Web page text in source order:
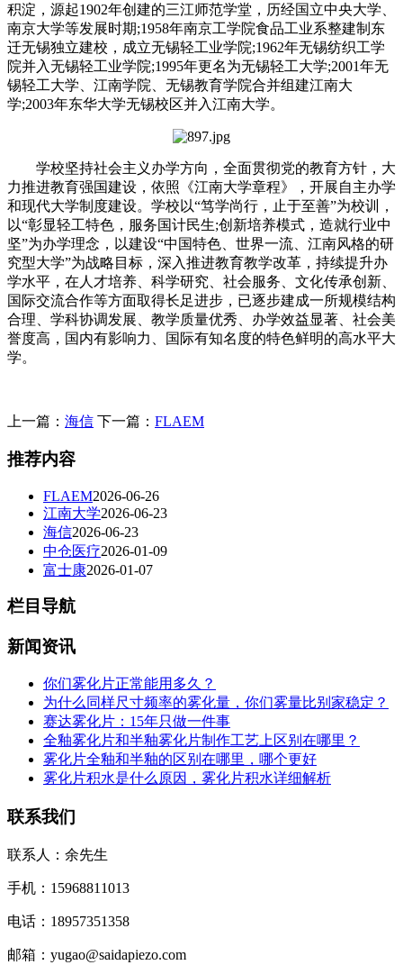
积淀，源起1902年创建的三江师范学堂，历经国立中央大学、
南京大学等发展时期;1958年南京工学院食品工业系整建制东
迁无锡独立建校，成立无锡轻工业学院;1962年无锡纺织工学
院并入无锡轻工业学院;1995年更名为无锡轻工大学;2001年无
锡轻工大学、江南学院、无锡教育学院合并组建江南大
学;2003年东华大学无锡校区并入江南大学。
学校坚持社会主义办学方向，全面贯彻党的教育方针，大
力推进教育强国建设，依照《江南大学章程》，开展自主办学
和现代大学制度建设。学校以“笃学尚行，止于至善”为校训，
以“彰显轻工特色，服务国计民生;创新培养模式，造就行业中
坚”为办学理念，以建设“中国特色、世界一流、江南风格的研
究型大学”为战略目标，深入推进教育教学改革，持续提升办
学水平，在人才培养、科学研究、社会服务、文化传承创新、
国际交流合作等方面取得长足进步，已逐步建成一所规模结构
合理、学科协调发展、教学质量优秀、办学效益显著、社会美
誉度高，国内有影响力、国际有知名度的特色鲜明的高水平大
学。
上一篇： 海信 下一篇： FLAEM
推荐内容
FLAEM2026-06-26
江南大学2026-06-23
海信2026-06-23
中仓医疗2026-01-09
富士康2026-01-07
栏目导航
新闻资讯
你们雾化片正常能用多久？
为什么同样尺寸频率的雾化量，你们雾量比别家稳定？
赛达雾化片：15年只做一件事
全釉雾化片和半釉雾化片制作工艺上区别在哪里？
雾化片全釉和半釉的区别在哪里，哪个更好
雾化片积水是什么原因，雾化片积水详细解析
联系我们
联系人：余先生
手机：15968811013
电话：18957351358
邮箱：yugao@saidapiezo.com